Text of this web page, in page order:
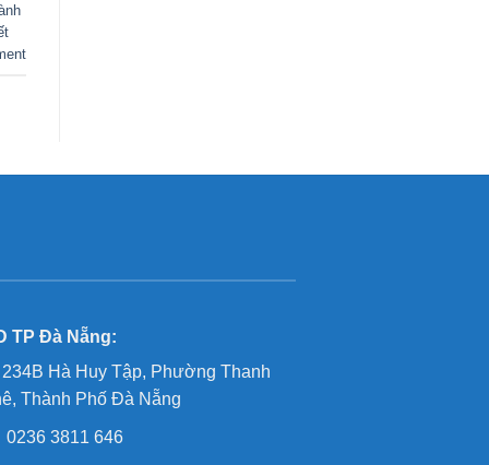
TP Đà Nẵng:
234B Hà Huy Tập, Phường Thanh
Thành Phố Đà Nẵng
0236 3811 646